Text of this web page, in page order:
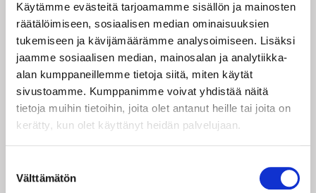
Käytämme evästeitä tarjoamamme sisällön ja mainosten
räätälöimiseen, sosiaalisen median ominaisuuksien
tukemiseen ja kävijämäärämme analysoimiseen. Lisäksi
jaamme sosiaalisen median, mainosalan ja analytiikka-
alan kumppaneillemme tietoja siitä, miten käytät
sivustoamme. Kumppanimme voivat yhdistää näitä
tietoja muihin tietoihin, joita olet antanut heille tai joita on
kerätty, kun olet käyttänyt heidän palvelujaan.
valinta
Välttämätön
Puhelin:
Sähköpostiosoite:
SALASANA